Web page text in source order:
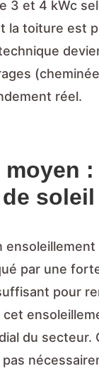
3 et 4 kWc
la toiture est
réel.
par une
pour
du secteur.